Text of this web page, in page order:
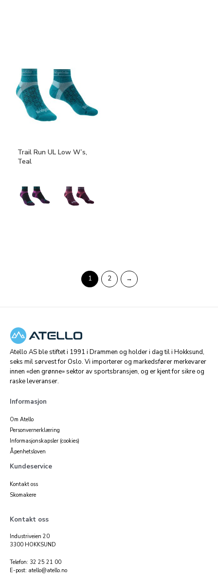
Trail Run UL Low W’s,
Teal
1 2 →
Atello AS ble stiftet i 1991 i Drammen og holder i dag til i Hokksund,
seks mil sørvest for Oslo. Vi importerer og markedsfører merkevarer
innen «den grønne» sektor av sportsbransjen, og er kjent for sikre og
raske leveranser.
Informasjon
Om Atello
Personvernerklæring
Informasjonskapsler (cookies)
Åpenhetsloven
Kundeservice
Kontakt oss
Skomakere
Kontakt oss
Industriveien 20
3300 HOKKSUND
Telefon: 32 25 21 00
E-post: atello@atello.no